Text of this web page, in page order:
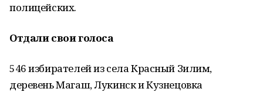
полицейских.
Отдали свои голоса
546 избирателей из села Красный Зилим,
деревень Магаш, Лукинск и Кузнецовка